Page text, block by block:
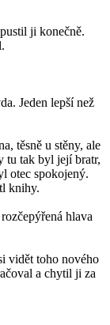
ji konečně.
Jeden lepší než
těsně u stěny, ale
tu tak byl její bratr,
otec spokojený.
knihy.
hlava
vidět toho nového
a chytil ji za